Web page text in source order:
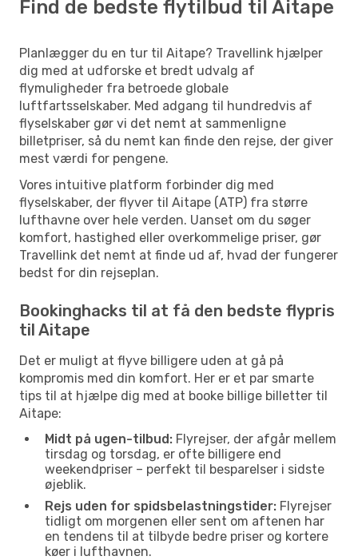
Find de bedste flytilbud til Aitape
Planlægger du en tur til Aitape? Travellink hjælper
dig med at udforske et bredt udvalg af
flymuligheder fra betroede globale
luftfartsselskaber. Med adgang til hundredvis af
flyselskaber gør vi det nemt at sammenligne
billetpriser, så du nemt kan finde den rejse, der giver
mest værdi for pengene.
Vores intuitive platform forbinder dig med
flyselskaber, der flyver til Aitape (ATP) fra større
lufthavne over hele verden. Uanset om du søger
komfort, hastighed eller overkommelige priser, gør
Travellink det nemt at finde ud af, hvad der fungerer
bedst for din rejseplan.
Bookinghacks til at få den bedste flypris
til Aitape
Det er muligt at flyve billigere uden at gå på
kompromis med din komfort. Her er et par smarte
tips til at hjælpe dig med at booke billige billetter til
Aitape:
Midt på ugen-tilbud: Flyrejser, der afgår mellem
tirsdag og torsdag, er ofte billigere end
weekendpriser – perfekt til besparelser i sidste
øjeblik.
Rejs uden for spidsbelastningstider: Flyrejser
tidligt om morgenen eller sent om aftenen har
en tendens til at tilbyde bedre priser og kortere
køer i lufthavnen.